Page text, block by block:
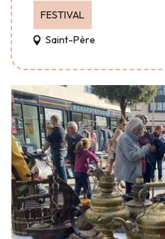
FESTIVAL
Saint-Père